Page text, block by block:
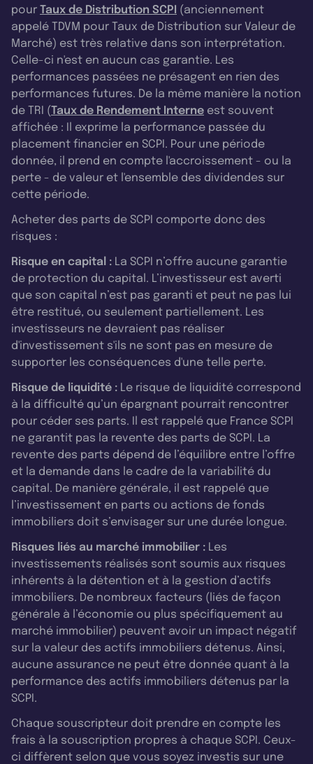
pour Taux de Distribution SCPI (anciennement
appelé TDVM pour Taux de Distribution sur Valeur de
Marché) est très relative dans son interprétation.
Celle-ci n'est en aucun cas garantie. Les
performances passées ne présagent en rien des
performances futures. De la même manière la notion
de TRI (Taux de Rendement Interne est souvent
affichée : Il exprime la performance passée du
placement financier en SCPI. Pour une période
donnée, il prend en compte l'accroissement - ou la
perte - de valeur et l'ensemble des dividendes sur
cette période.
Acheter des parts de SCPI comporte donc des
risques :
Risque en capital : La SCPI n’offre aucune garantie
de protection du capital. L’investisseur est averti
que son capital n’est pas garanti et peut ne pas lui
être restitué, ou seulement partiellement. Les
investisseurs ne devraient pas réaliser
d'investissement s'ils ne sont pas en mesure de
supporter les conséquences d'une telle perte.
Risque de liquidité : Le risque de liquidité correspond
à la difficulté qu’un épargnant pourrait rencontrer
pour céder ses parts. Il est rappelé que France SCPI
ne garantit pas la revente des parts de SCPI. La
revente des parts dépend de l’équilibre entre l’offre
et la demande dans le cadre de la variabilité du
capital. De manière générale, il est rappelé que
l’investissement en parts ou actions de fonds
immobiliers doit s’envisager sur une durée longue.
Risques liés au marché immobilier : Les
investissements réalisés sont soumis aux risques
inhérents à la détention et à la gestion d’actifs
immobiliers. De nombreux facteurs (liés de façon
générale à l’économie ou plus spécifiquement au
marché immobilier) peuvent avoir un impact négatif
sur la valeur des actifs immobiliers détenus. Ainsi,
aucune assurance ne peut être donnée quant à la
performance des actifs immobiliers détenus par la
SCPI.
Chaque souscripteur doit prendre en compte les
frais à la souscription propres à chaque SCPI. Ceux-
ci diffèrent selon que vous soyez investis sur une